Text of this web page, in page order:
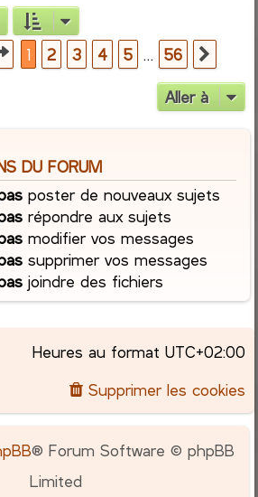
Page1sur 56
1 2 3 4 5 … 56
Aller à
DU FORUM
poster de nouveaux sujets
répondre aux sujets
modifier vos messages
supprimer vos messages
joindre des fichiers
Heures au format UTC+02:00
Supprimer les cookies
® Forum Software © phpBB
Limited